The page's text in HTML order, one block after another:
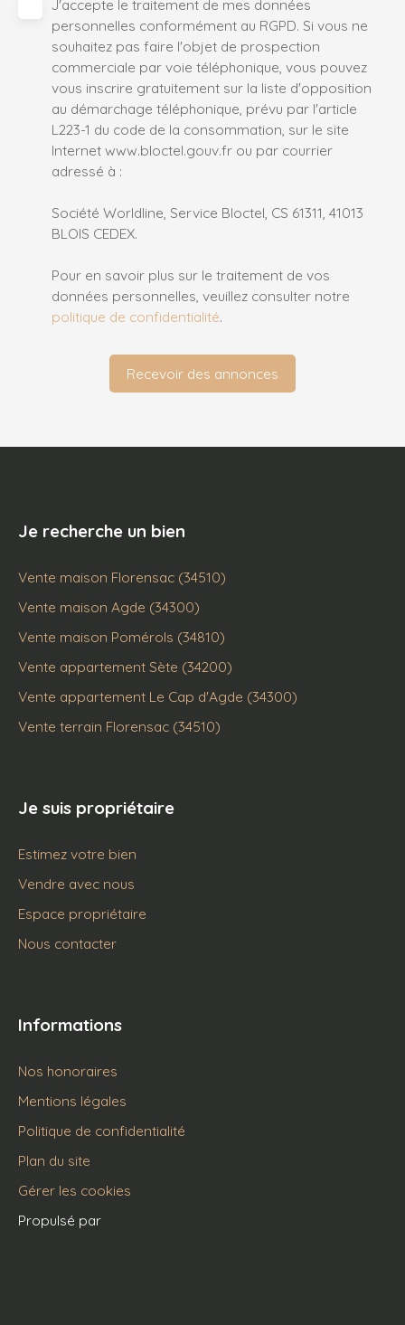
J'accepte le traitement de mes données
personnelles conformément au RGPD. Si vous ne
souhaitez pas faire l'objet de prospection
commerciale par voie téléphonique, vous pouvez
vous inscrire gratuitement sur la liste d'opposition
au démarchage téléphonique, prévu par l'article
L223-1 du code de la consommation, sur le site
Internet www.bloctel.gouv.fr ou par courrier
adressé à :
Société Worldline, Service Bloctel, CS 61311, 41013
BLOIS CEDEX.
Pour en savoir plus sur le traitement de vos
données personnelles, veuillez consulter notre
politique de confidentialité.
Recevoir des annonces
Je recherche un bien
Vente maison Florensac (34510)
Vente maison Agde (34300)
Vente maison Pomérols (34810)
Vente appartement Sète (34200)
Vente appartement Le Cap d'Agde (34300)
Vente terrain Florensac (34510)
Je suis propriétaire
Estimez votre bien
Vendre avec nous
Espace propriétaire
Nous contacter
Informations
Nos honoraires
Mentions légales
Politique de confidentialité
Plan du site
Gérer les cookies
Propulsé par